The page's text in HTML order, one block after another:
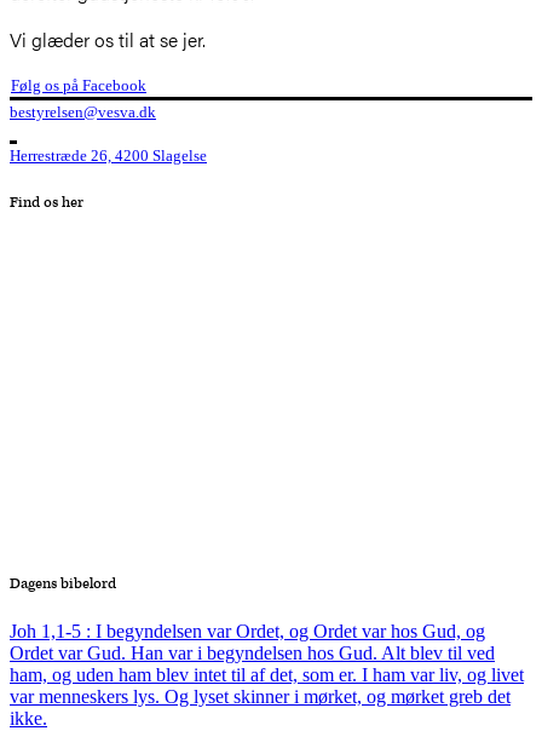
Vi glæder os til at se jer.
Følg os på Facebook
bestyrelsen@vesva.dk
Herrestræde 26, 4200 Slagelse
Find os her
Dagens bibelord
Joh 1,1-5 : I begyndelsen var Ordet, og Ordet var hos Gud, og
Ordet var Gud. Han var i begyndelsen hos Gud. Alt blev til ved
ham, og uden ham blev intet til af det, som er. I ham var liv, og livet
var menneskers lys. Og lyset skinner i mørket, og mørket greb det
ikke.